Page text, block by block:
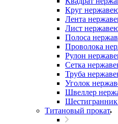
Круг
Лента
Лист
Полоса
Проволока
Рулон
Сетка
Труба
Уголок
Швеллер
Титановый прокат